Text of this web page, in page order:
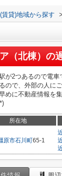
(賃貸)地域から探す >
（北棟） の
が2つあるので電
ので、外部の人に
めに不動産情報を
所在地
原市石川町65-1